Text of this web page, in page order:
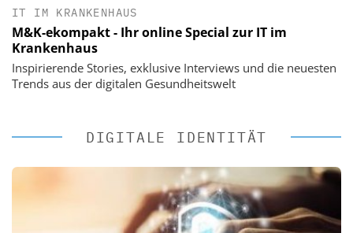
IT IM KRANKENHAUS
M&K-ekompakt - Ihr online Special zur IT im
Krankenhaus
Inspirierende Stories, exklusive Interviews und die neuesten
Trends aus der digitalen Gesundheitswelt
DIGITALE IDENTITÄT